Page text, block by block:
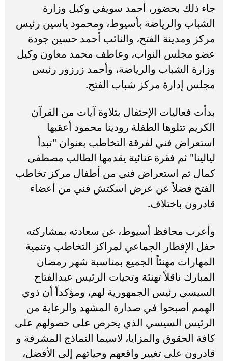
جاء ذلك بحضور، أحمد سويفي وكيل وزارة
الشباب والرياضة بأسيوط، ومحمود ياسين رئيس
مركز ومدينة الفتح، والنائب أحمد حسين جودة
عضو مجلس النواب، وعاطف محمد معاون وكيل
وزارة الشباب والرياضة، وأحمد زرزور رئيس
مجلس إدارة مركز شباب الفتح.
بدأت فعاليات الإحتفال بتلاوة آيات من القرآن
الكريم تتلوها الطفلة رودينا محمود أعقبها
استعراض فني لفرقة التخاطب بعنوان "تبدأ
ليالينا" ثم فقرة غنائية يقدمها الطالب مصطفى
كمال ثم استعراض فني من أطفال مركز تخاطب
الفتح فضلاً عن عرض اسكتش فني من أعضاء
قادرون باختلاف.
وأعرب محافظ أسيوط، عن سعادته بمشاركته
حفل الإفطار الجماعي لمراكز التخاطب وتنمية
المهارات مهنئاً الجميع بمناسبة شهر رمضان
المبارك ناقلاً تهنئة وتحيات الرئيس عبدالفتاح
السيسي رئيس الجمهورية لهم، ومؤكداً أن ذوي
الهمم أصبحوا في صدارة المشهد والرعاية من
الرئيس السيسي الذي يحرص على حصولهم على
كافة الحقوق والمزايا، لاسيما النماذج المشرفة و
قادرون على تغيير واقعهم وحياتهم إلى الأفضل،